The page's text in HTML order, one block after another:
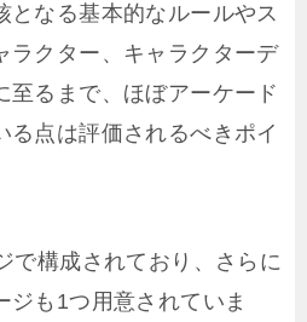
となる基本的なルールやス
ラクター、キャラクターデ
至るまで、ほぼアーケード
る点は評価されるべきポイ
で構成されており、さらに
ジも1つ用意されていま